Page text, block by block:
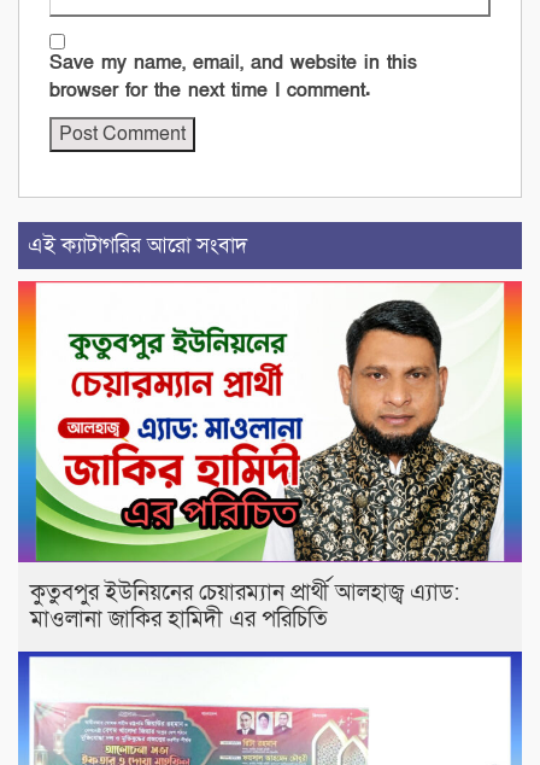
Save my name, email, and website in this
browser for the next time I comment.
এই ক্যাটাগরির আরো সংবাদ
কুতুবপুর ইউনিয়নের চেয়ারম্যান প্রার্থী আলহাজ্ব এ‍্যাড:
মাওলানা জাকির হামিদী এর পরিচিতি